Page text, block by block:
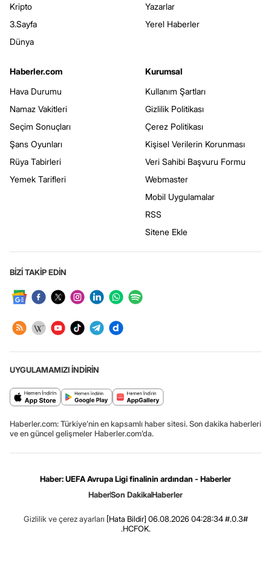
Kripto
3.Sayfa
Dünya
Yazarlar
Yerel Haberler
Haberler.com
Hava Durumu
Namaz Vakitleri
Seçim Sonuçları
Şans Oyunları
Rüya Tabirleri
Yemek Tarifleri
Kurumsal
Kullanım Şartları
Gizlilik Politikası
Çerez Politikası
Kişisel Verilerin Korunması
Veri Sahibi Başvuru Formu
Webmaster
Mobil Uygulamalar
RSS
Sitene Ekle
BİZİ TAKİP EDİN
UYGULAMAMIZI İNDİRİN
Haberler.com: Türkiye’nin en kapsamlı haber sitesi. Son dakika haberleri
ve en güncel gelişmeler Haberler.com’da.
Haber: UEFA Avrupa Ligi finalinin ardından - Haberler
HaberSon DakikaHaberler
Gizlilik ve çerez ayarları [Hata Bildir] 06.08.2026 04:28:34 #.0.3#
.HCFOK.